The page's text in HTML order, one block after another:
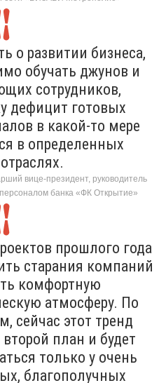
о развитии бизнеса,
обучать джунов и
сотрудников,
дефицит готовых
в какой-то мере
в определенных
отраслях.
вице-президент, руководитель
банка «ФК Открытие»
прошлого года
старания компаний
комфортную
атмосферу. По
сейчас этот тренд
план и будет
только у очень
благополучных